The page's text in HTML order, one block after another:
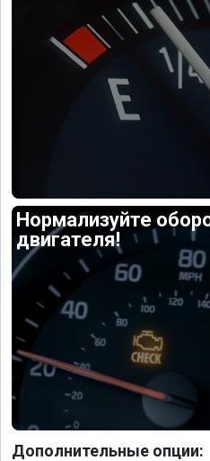
Нормализуйте
двигателя!
Дополнительные опции: